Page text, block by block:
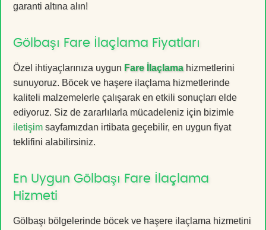
garanti altına alın!
Gölbaşı Fare İlaçlama Fiyatları
Özel ihtiyaçlarınıza uygun Fare İlaçlamahizmetlerini
sunuyoruz. Böcek ve haşere ilaçlama hizmetlerinde
kaliteli malzemelerle çalışarak en etkili sonuçları elde
ediyoruz. Siz de zararlılarla mücadeleniz için bizimle
iletişim sayfamızdan irtibata geçebilir, en uygun fiyat
teklifini alabilirsiniz.
En Uygun Gölbaşı Fare İlaçlama
Hizmeti
Gölbaşı bölgelerinde böcek ve haşere ilaçlama hizmetini